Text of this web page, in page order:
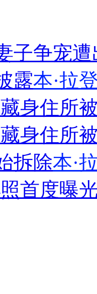
深夜将其击毙
拳打脚踢
正
子争宠
露本·拉
身住所
身住所
拆除本·
首度曝